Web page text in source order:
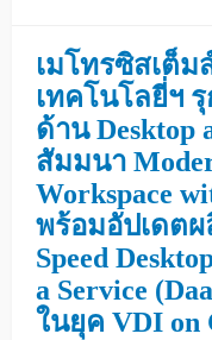
เมโทรซิสเต็ม
เทคโนโลยี่ฯ
ด้าน Desktop
สัมมนา
Workspace
พร้อมอัปเดต
Speed
a Service
ในยุค VDI on